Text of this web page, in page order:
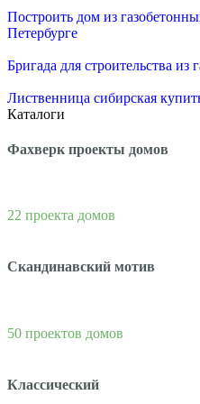
Построить дом из
Петербурге
Бригада для строительства из
Лиственница сибирская
Каталоги
Фахверк проекты домов
22 проекта домов
Скандинавский мотив
50 проектов домов
Классический